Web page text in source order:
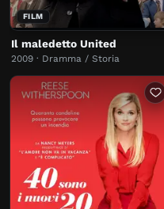
FILM
Il maledetto United
2009 · Dramma / Storia